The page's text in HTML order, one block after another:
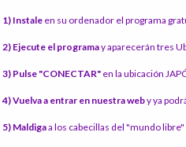
1) Instale en su ordenador el programa
2) Ejecute el programay aparecerán tres
3) Pulse "CONECTAR" en la ubicación
4) Vuelva a entrar en nuestra weby ya
5) Maldigaa los cabecillas del "mundo